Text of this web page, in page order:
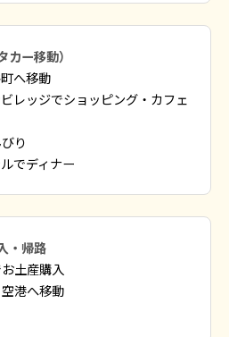
ー移動）
へ移動
レッジでショッピング・カフェ
り
でディナー
・帰路
土産購入
港へ移動